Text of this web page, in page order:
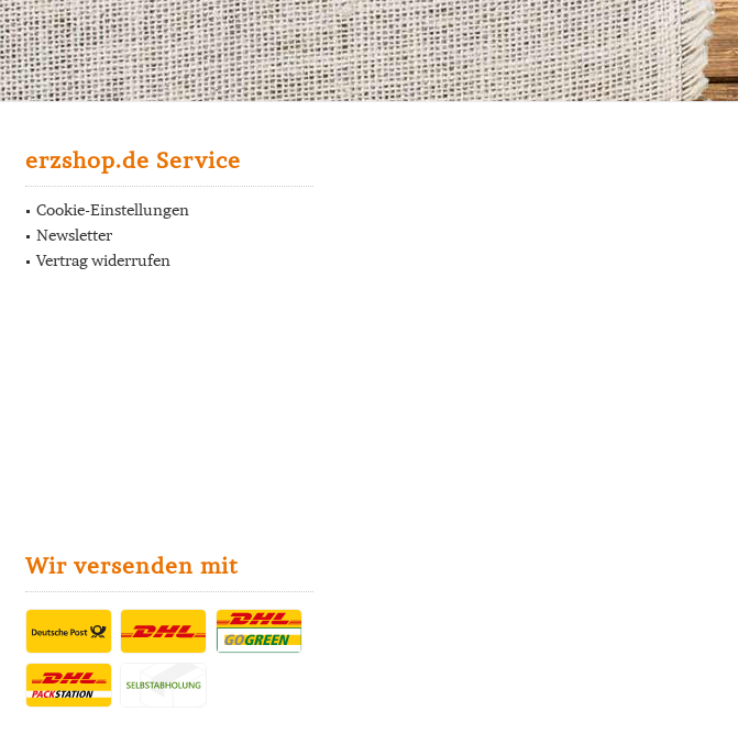
erzshop.de Service
Cookie-Einstellungen
Newsletter
Vertrag widerrufen
Wir versenden mit